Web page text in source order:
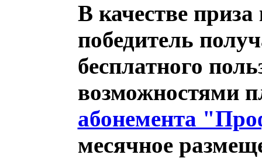
В качестве
победитель
бесплатного
возможностями
абонемента
месячное